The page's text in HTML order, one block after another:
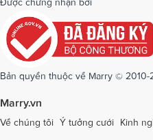
Dịch vụ cưới tại Quảng Ngãi
Dịch vụ cưới tại Quảng Ninh
Dịch vụ cưới tại Sóc Trăng
Dịch vụ cưới tại Thái Bình
Bản quyền thuộc về Marry © 2010-
Marry.vn
Về chúng tôi Ý tưởng cưới Kinh